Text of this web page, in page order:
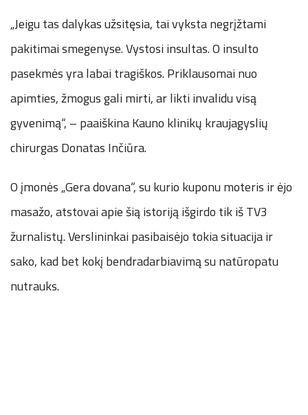
„Jeigu tas dalykas užsitęsia, tai vyksta negrįžtami
pakitimai smegenyse. Vystosi insultas. O insulto
pasekmės yra labai tragiškos. Priklausomai nuo
apimties, žmogus gali mirti, ar likti invalidu visą
gyvenimą“, – paaiškina Kauno klinikų kraujagyslių
chirurgas Donatas Inčiūra.
O įmonės „Gera dovana“, su kurio kuponu moteris ir ėjo
masažo, atstovai apie šią istoriją išgirdo tik iš TV3
žurnalistų. Verslininkai pasibaisėjo tokia situacija ir
sako, kad bet kokį bendradarbiavimą su natūropatu
nutrauks.